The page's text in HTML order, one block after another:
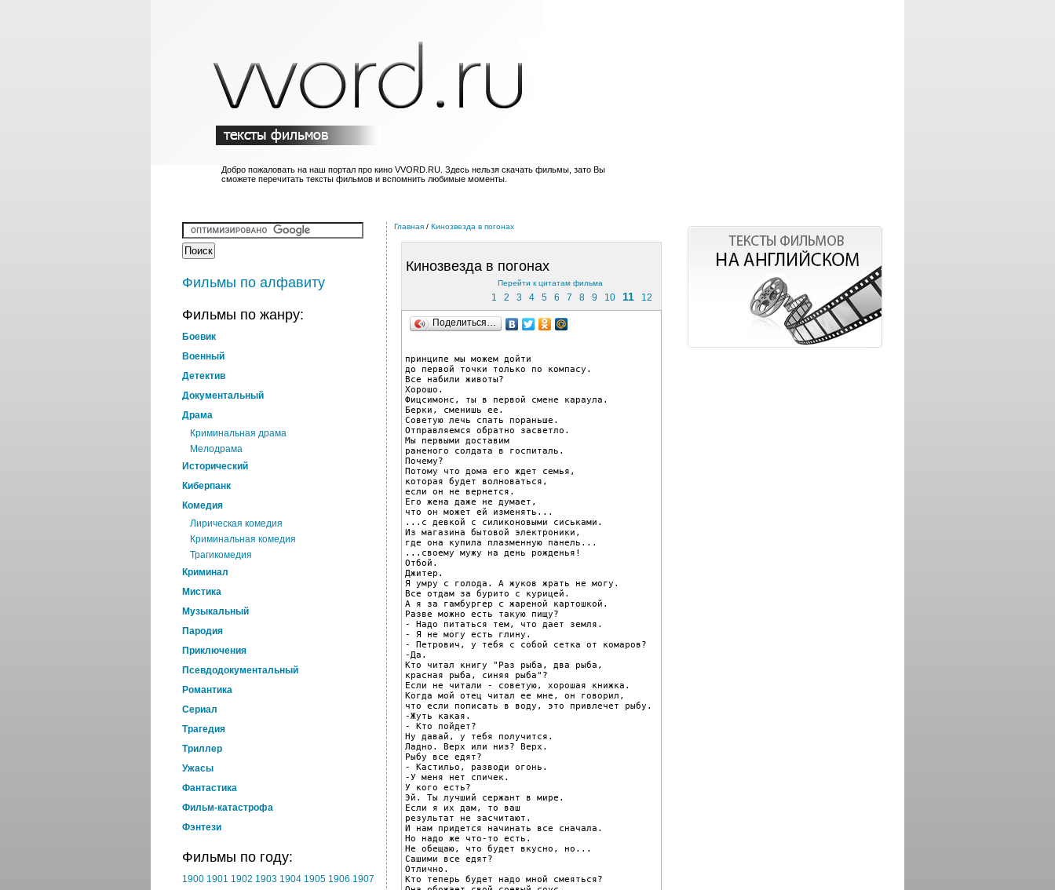
Добро пожаловать на наш портал про кино VVORD.RU. Здесь нельзя скачать фильмы, зато Вы
сможете перечитать тексты фильмов и вспомнить любимые моменты.
Фильмы по алфавиту
Фильмы по жанру:
Боевик
Военный
Детектив
Документальный
Драма
Криминальная драма
Мелодрама
Исторический
Киберпанк
Комедия
Лирическая комедия
Криминальная комедия
Трагикомедия
Криминал
Мистика
Музыкальный
Пародия
Приключения
Псевдодокументальный
Романтика
Cериал
Трагедия
Триллер
Ужасы
Фантастика
Фильм-катастрофа
Фэнтези
Фильмы по году:
1900 1901 1902 1903 1904 1905 1906 1907
Главная / Кинозвезда в погонах
Кинозвезда в погонах
Перейти к цитатам фильма
1 2 3 4 5 6 7 8 9 10 11 12
Поделиться…
принципе мы можем дойти
до первой точки только по компасу.
Все набили животы?
Хорошо.
Фицсимонс, ты в первой смене караула.
Берки, сменишь ее.
Советую лечь спать пораньше.
Отправляемся обратно засветло.
Мы первыми доставим
раненого солдата в госпиталь.
Почему?
Потому что дома его ждет семья,
которая будет волноваться,
если он не вернется.
Его жена даже не думает,
что он может ей изменять...
...с девкой с силиконовыми сиськами.
Из магазина бытовой электроники,
где она купила плазменную панель...
...своему мужу на день рожденья!
Отбой.
Джитер.
Я умру с голода. А жуков жрать не могу.
Все отдам за бурито с курицей.
А я за гамбургер с жареной картошкой.
Разве можно есть такую пищу?
- Надо питаться тем, что дает земля.
- Я не могу есть глину.
- Петрович, у тебя с собой сетка от комаров?
-Да.
Кто читал книгу "Раз рыба, два рыба,
красная рыба, синяя рыба"?
Если не читали - советую, хорошая книжка.
Когда мой отец читал ее мне, он говорил,
что если пописать в воду, это привлечет рыбу.
-Жуть какая.
- Кто пойдет?
Ну давай, у тебя получится.
Ладно. Верх или низ? Верх.
Рыбу все едят?
- Кастильо, разводи огонь.
-У меня нет спичек.
У кого есть?
Эй. Ты лучший сержант в мире.
Если я их дам, то ваш
результат не засчитают.
И нам придется начинать все сначала.
Но надо же что-то есть.
Не обещаю, что будет вкусно, но...
Сашими все едят?
Отлично.
Кто теперь будет надо мной смеяться?